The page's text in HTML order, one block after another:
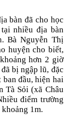
bàn đã cho học
nhiều địa bàn
Bà Nguyễn Thị
huyện cho biết,
hơn 2 giờ
bị ngập lũ, đặc
ban đầu, hiện hai
Tà Sỏi (xã Châu
điểm trường
1m.